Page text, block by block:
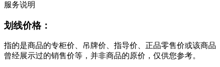
服务说明
划线价格：
指的是商品的专柜价、吊牌价、指导价、正品零售价或该商品
曾经展示过的销售价等，并非商品的原价，仅供您参考。